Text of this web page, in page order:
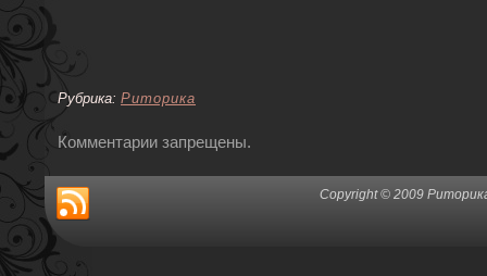
Рубрика: Риторика
Комментарии запрещены.
Copyright © 2009